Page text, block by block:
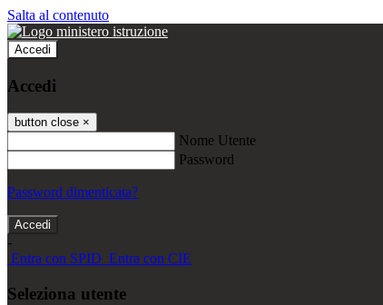
Salta al contenuto
Accedi
Accedi
button close ×
Nome Utente
Password
Password dimenticata?
-
Entra con SPID Entra con CIE
Seleziona utente